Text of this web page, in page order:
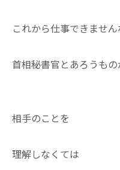
これから仕事できません
首相秘書官とあろうもの
相手のことを
理解しなくては